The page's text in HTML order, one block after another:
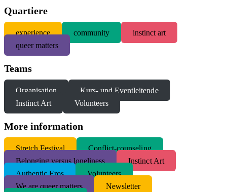
Quartiere
experience community
instinct art
queer matters
Teams
Organisation
Kurs- und Eventleitende
Instinct Art
Volunteers
More information
Stretch Festival
Conflict-counseling
Belonging versus loneliness
Instinct Art
Authentic Eros
Volunteers
We are queer matters
Newsletter